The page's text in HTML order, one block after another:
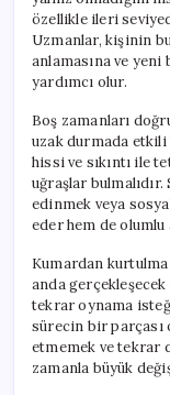
özellikle ileri
Uzmanlar, kişinin
anlamasına ve
yardımcı olur.
Boş zamanları
uzak durmada
hissi ve sıkıntı ile
uğraşlar
edinmek veya
eder hem de olumlu
Kumardan
anda
tekrar oynama
sürecin bir parçası
etmemek ve tekrar
zamanla büyük